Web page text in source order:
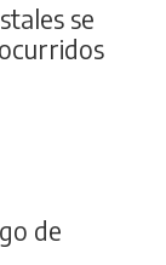
se
de